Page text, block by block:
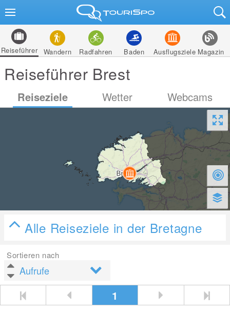
Reiseführer Wandern Radfahren Baden Ausflugsziele Magazin
Reiseführer Brest
Reiseziele Wetter Webcams
Alle Reiseziele in der Bretagne
Sortieren nach
1